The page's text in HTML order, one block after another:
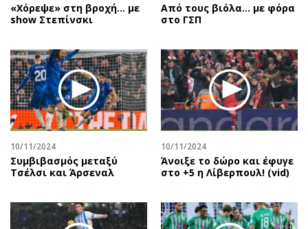
«Χόρεψε» στη βροχή… με
show Στεπίνσκι
Από τους βιόλα... με φόρα
στο ΓΣΠ
10/11/2024
Συμβιβασμός μεταξύ
Τσέλσι και Άρσεναλ
10/11/2024
Άνοιξε το δώρο και έφυγε
στο +5 η Λίβερπουλ! (vid)